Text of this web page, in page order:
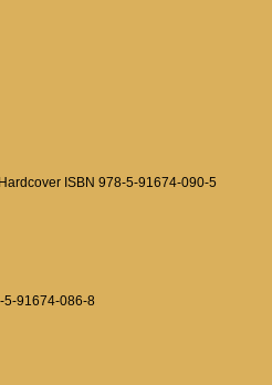
ISBN 978-5-91674-090-5
5-91674-086-8